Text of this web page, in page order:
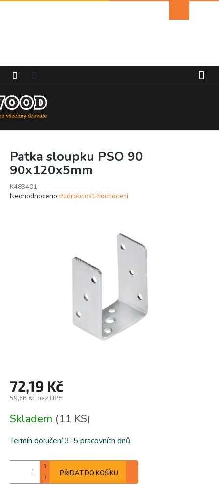
Přejít
košík
Patka sloupku PSO 90
90x120x5mm
K483401
Průměrné
Neohodnoceno Podrobnosti hodnocení
72,19 Kč
59,66 Kč bez DPH
cena:
Skladem (11 KS)
Termín doručení 3–5 pracovních dnů.
PŘIDAT DO KOŠÍKU